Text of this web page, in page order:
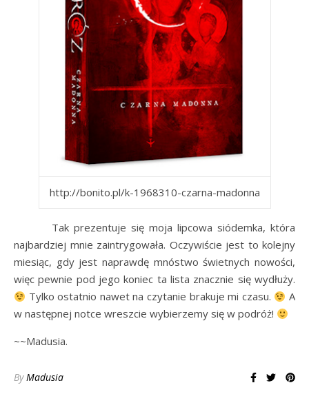
http://bonito.pl/k-1968310-czarna-madonna
Tak prezentuje się moja lipcowa siódemka, która
najbardziej mnie zaintrygowała. Oczywiście jest to kolejny
miesiąc, gdy jest naprawdę mnóstwo świetnych nowości,
więc pewnie pod jego koniec ta lista znacznie się wydłuży.
Tylko ostatnio nawet na czytanie brakuje mi czasu.
A
w następnej notce wreszcie wybierzemy się w podróż!
~~Madusia.
ByMadusia